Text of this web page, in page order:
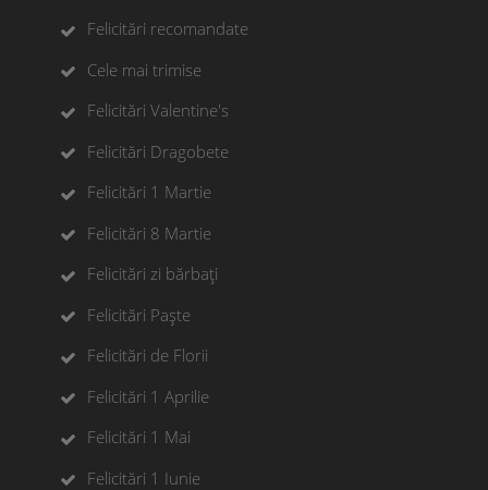
Felicitări recomandate
Cele mai trimise
Felicitări Valentine's
Felicitări Dragobete
Felicitări 1 Martie
Felicitări 8 Martie
Felicitări zi bărbați
Felicitări Paște
Felicitări de Florii
Felicitări 1 Aprilie
Felicitări 1 Mai
Felicitări 1 Iunie